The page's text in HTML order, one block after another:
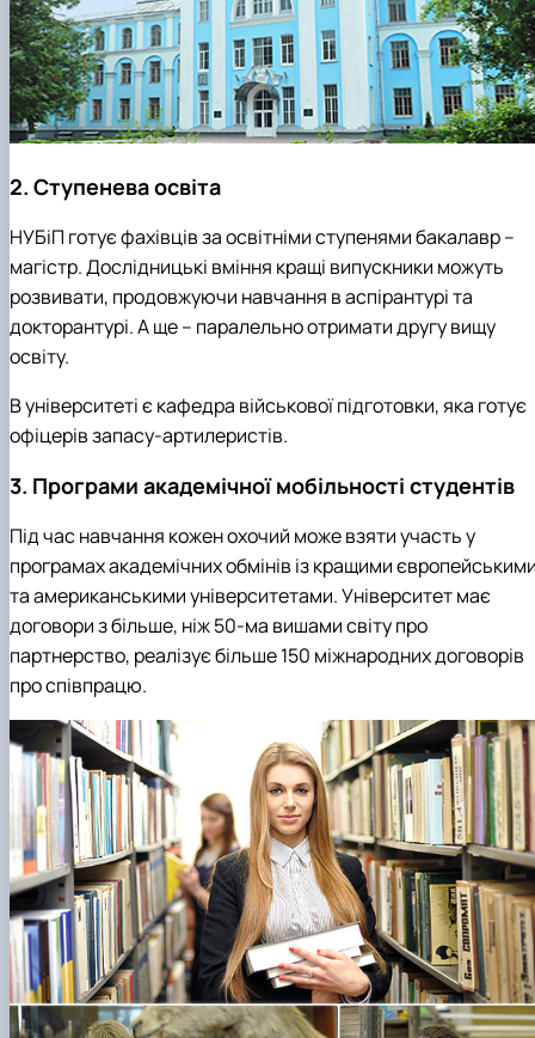
2. Ступенева освіта
НУБіП готує фахівців за освітніми ступенями бакалавр –
магістр. Дослідницькі вміння кращі випускники можуть
розвивати, продовжуючи навчання в аспірантурі та
докторантурі. А ще – паралельно отримати другу вищу
освіту.
В університеті є кафедра військової підготовки, яка готує
офіцерів запасу-артилеристів.
3. Програми академічної мобільності студентів
Під час навчання кожен охочий може взяти участь у
програмах академічних обмінів із кращими
та американськими університетами. Університет має
договори з більше, ніж 50-ма вишами світу про
партнерство, реалізує більше 150 міжнародних договорів
про співпрацю.